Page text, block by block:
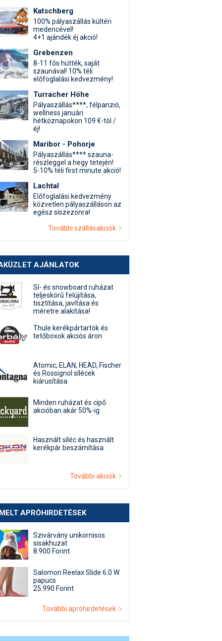
Katschberg
100% pályaszállás kültéri
medencével!
4+1 ajándék éj akció!
Grebenzen
8-11 fős hütték, saját
szaunával! 10% téli
előfoglalási kedvezmény!
Turracher Höhe
Pályaszállás****, félpanzió,
wellness januári
hétköznapokon 109 €-tól /
éj!
Maribor - Pohorje
Pályaszállás**** szauna-
részleggel a hegy tetején!
5-10% téli first minute akció!
Lachtal
Előfoglalási kedvezmény
közvetlen pályaszálláson az
egész síszezonra!
További szállásakciók
AJÁNLATOK
Sí- és snowboard ruházat
teljeskörű felújítása,
tisztítása, javítása és
méretre alakítása!
Thule kerékpártartók és
tetőboxok akciós áron
Atomic, ELAN, HEAD, Fischer
és Rossignol sílécek
kiárusítása
Minden ruházat és cipő
akcióban akár 50%-ig
Használt síléc és használt
kerékpár beszámítása
További akciók
APRÓHIRDETÉSEK
Szivárvány unikornisos
sisakhuzat
8.900 Forint
Salomon Reelax Slide 6.0 W
papucs
25.990 Forint
További apróhirdetések